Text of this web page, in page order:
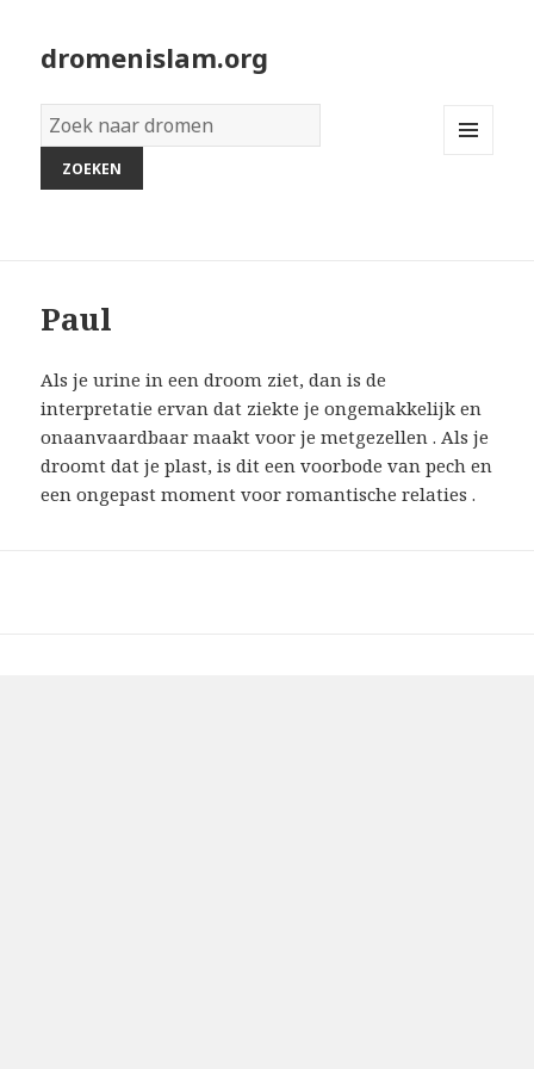
dromenislam.org
Woordenboek
van
dromen:
Paul
Als je urine in een droom ziet, dan is de
interpretatie ervan dat ziekte je ongemakkelijk en
onaanvaardbaar maakt voor je metgezellen . Als je
droomt dat je plast, is dit een voorbode van pech en
een ongepast moment voor romantische relaties .